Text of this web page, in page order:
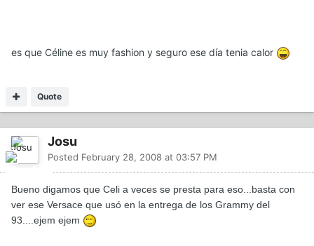
es que Céline es muy fashion y seguro ese día tenia calor
Quote
Josu
Posted February 28, 2008 at 03:57 PM
Bueno digamos que Celi a veces se presta para eso...basta con
ver ese Versace que usó en la entrega de los Grammy del
93....ejem ejem